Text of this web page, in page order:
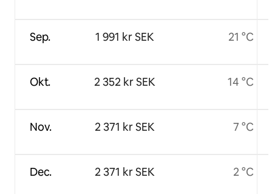
Sep.
Okt.
Nov.
Dec.
1 991 kr SEK
2 352 kr SEK
2 371 kr SEK
2 371 kr SEK
21 °C
14 °C
7 °C
2 °C